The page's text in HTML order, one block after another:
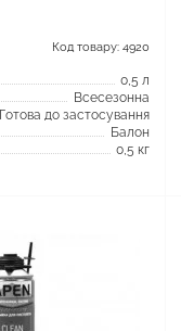
Код товару: 4920
0,5 л
Всесезонна
Готова до застосування
Балон
0,5 кг